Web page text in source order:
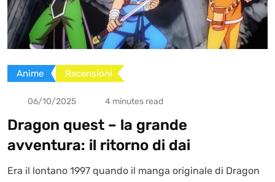
Anime Recensioni
06/10/2025 4 minutes read
Dragon quest – la grande
avventura: il ritorno di dai
Era il lontano 1997 quando il manga originale di Dragon